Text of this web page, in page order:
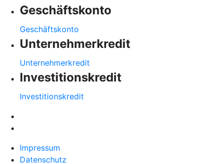
Geschäftskonto
Geschäftskonto
Unternehmerkredit
Unternehmerkredit
Investitionskredit
Investitionskredit
Impressum
Datenschutz